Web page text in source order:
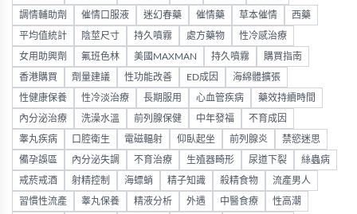
調情輔助劑 催情口服液 迷幻春藥 催情藥 草本催情 西藥
平均值統計 陰莖尺寸 持久噴霧 處方藥物 性冷感治療
女用助興劑 氟班色林 美國MAXMAN 持久噴霧 購買指南
香港購買 劑量建議 性功能改善 ED成因 海綿體擴張
性健康保養 性冷淡治療 長期服用 心血管疾病 藥效持續時間
內分泌治療 洗澡水溫 前列腺保健 中年發福 不育成因
睾丸疾病 口腔衛生 電磁輻射 仰臥起坐 前列腺炎 禁慾迷思
備孕誤區 內分泌失調 不育治療 生殖器畸形 尿道下裂 絲蟲病
戒菸戒酒 射精控制 海螵蛸 精子知識 殺精食物 流產男人
習慣性流產 睾丸保養 精液分析 外遇 中醫食療 性高潮